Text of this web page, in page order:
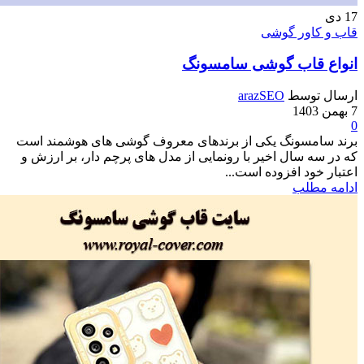
گوشی
قاب گوشی سامسونگ
arazSEO
یکی از برندهای معروف گوشی های هوشمند است
سال اخیر با رونمایی از مدل های پرچم دار، بر ارزش و
افزوده است...